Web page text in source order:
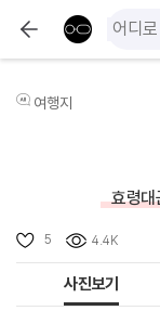
여행지
효령
5 4.4K
사진보기